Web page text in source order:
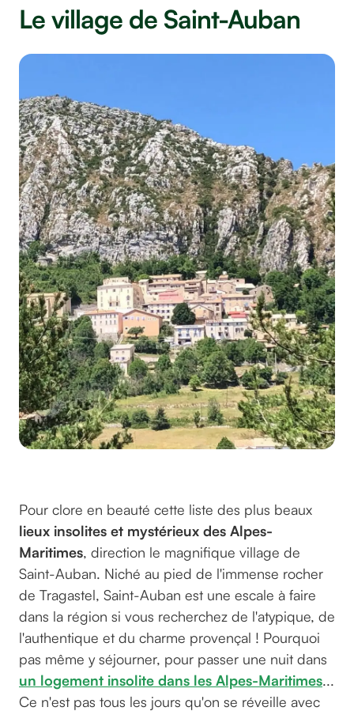
Le village de Saint-Auban
Pour clore en beauté cette liste des plus beaux
lieux insolites et mystérieux des Alpes-
Maritimes, direction le magnifique village de
Saint-Auban. Niché au pied de l'immense rocher
de Tragastel, Saint-Auban est une escale à faire
dans la région si vous recherchez de l'atypique, de
l'authentique et du charme provençal ! Pourquoi
pas même y séjourner, pour passer une nuit dans
un logement insolite dans les Alpes-Maritimes...
Ce n'est pas tous les jours qu'on se réveille avec